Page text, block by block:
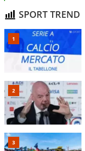
SPORT TREND